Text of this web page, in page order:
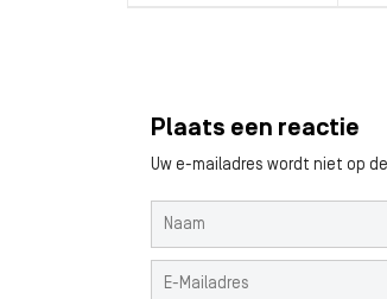
Plaats een reactie
Uw e-mailadres wordt niet op